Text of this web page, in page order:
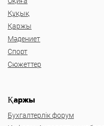
Құқық
Қаржы
Мәдениет
Спорт
Сюжеттер
Қаржы
Бухгалтерлік форум